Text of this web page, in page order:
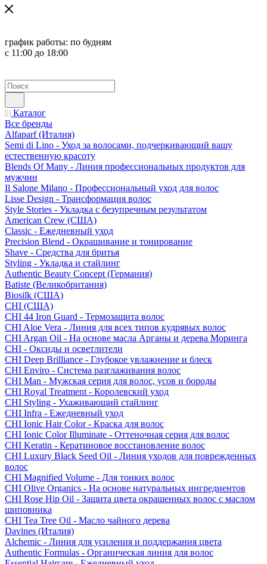
график работы: по будням
с 11:00 до 18:00
Каталог
Все бренды
Alfaparf (Италия)
Semi di Lino - Уход за волосами, подчеркивающий вашу
естественную красоту
Blends Of Many - Линия профессиональных продуктов для
мужчин
Il Salone Milano - Профессиональный уход для волос
Lisse Design - Трансформация волос
Style Stories - Укладка с безупречным результатом
American Crew (США)
Classic - Ежедневный уход
Precision Blend - Окрашивание и тонирование
Shave - Средства для бритья
Styling - Укладка и стайлинг
Authentic Beauty Concept (Германия)
Batiste (Великобритания)
Biosilk (США)
CHI (США)
CHI 44 Iron Guard - Термозащита волос
CHI Aloe Vera - Линия для всех типов кудрявых волос
CHI Argan Oil - На основе масла Арганы и дерева Моринга
CHI - Оксиды и осветлители
CHI Deep Brilliance - Глубокое увлажнение и блеск
CHI Enviro - Система разглаживания волос
CHI Man - Мужская серия для волос, усов и бороды
CHI Royal Treatment - Королевский уход
CHI Styling - Ухаживающий стайлинг
CHI Infra - Ежедневный уход
CHI Ionic Hair Color - Краска для волос
CHI Ionic Color Illuminate - Оттеночная серия для волос
CHI Keratin - Кератиновое восстановление волос
CHI Luxury Black Seed Oil - Линия уходов для поврежденных
волос
CHI Magnified Volume - Для тонких волос
CHI Olive Organics - На основе натуральных ингредиентов
CHI Rose Hip Oil - Защита цвета окрашенных волос с маслом
шиповника
CHI Tea Tree Oil - Масло чайного дерева
Davines (Италия)
Alchemic - Линия для усиления и поддержания цвета
Authentic Formulas - Органическая линия для волос